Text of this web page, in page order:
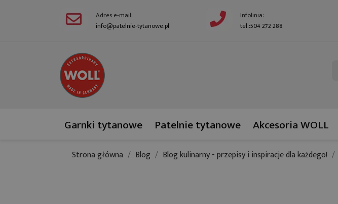
Adres e-mail:
info@patelnie-tytanowe.pl
Infolinia:
tel.:504 272 288
Garnki tytanowe Patelnie tytanowe Akcesoria WOLL
Strona główna Blog Blog kulinarny - przepisy i inspiracje dla każdego!